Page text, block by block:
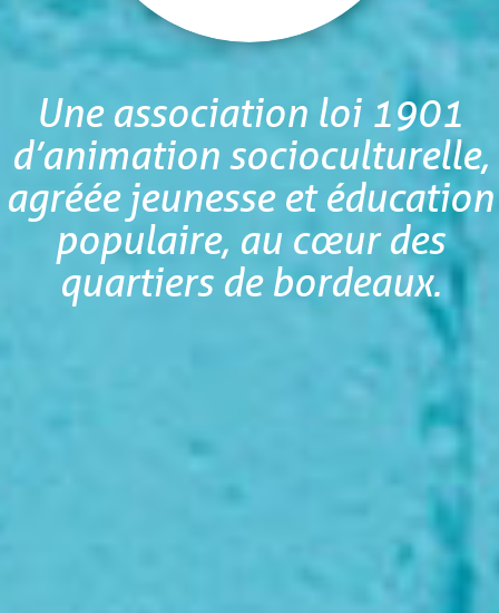
Une association loi 1901
d’animation socioculturelle,
agréée jeunesse et éducation
populaire, au cœur des
quartiers de bordeaux.